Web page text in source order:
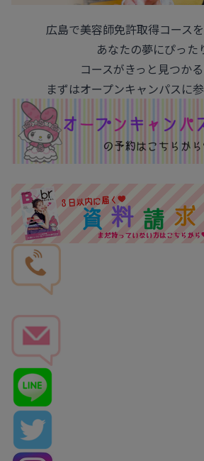
広島で美容師免許取得コース
あなたの夢にぴった
コースがきっと見つかる
まずはオープンキャンパスに